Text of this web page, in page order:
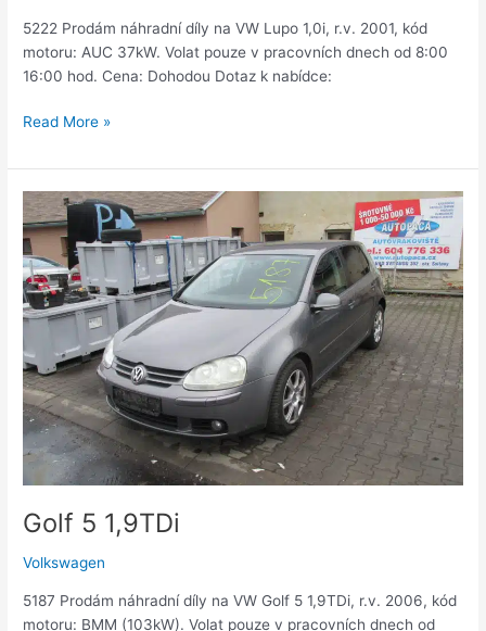
5222 Prodám náhradní díly na VW Lupo 1,0i, r.v. 2001, kód
motoru: AUC 37kW. Volat pouze v pracovních dnech od 8:00
16:00 hod. Cena: Dohodou Dotaz k nabídce:
Read More »
Golf 5 1,9TDi
Volkswagen
5187 Prodám náhradní díly na VW Golf 5 1,9TDi, r.v. 2006, kód
motoru: BMM (103kW). Volat pouze v pracovních dnech od
Golf
5
1,9TDi